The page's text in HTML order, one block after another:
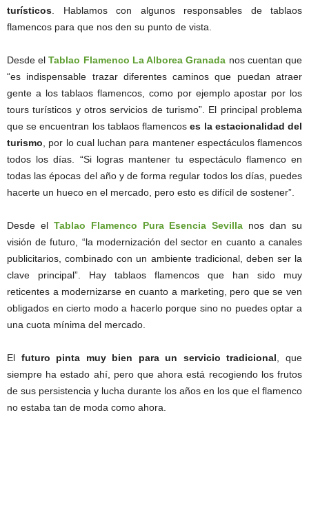
turísticos . Hablamos con algunos responsables de tablaos
flamencos para que nos den su punto de vista.
Desde elTablao Flamenco La Alborea Granada nos cuentan que
“es indispensable trazar diferentes caminos que puedan atraer
gente a los tablaos flamencos, como por ejemplo apostar por los
tours turísticos y otros servicios de turismo”. El principal problema
que se encuentran los tablaos flamencoses la estacionalidad del
turismo , por lo cual luchan para mantener espectáculos flamencos
todos los días. “Si logras mantener tu espectáculo flamenco en
todas las épocas del año y de forma regular todos los días, puedes
hacerte un hueco en el mercado, pero esto es difícil de sostener”.
Desde el Tablao Flamenco Pura Esencia Sevilla nos dan su
visión de futuro, “la modernización del sector en cuanto a canales
publicitarios, combinado con un ambiente tradicional, deben ser la
clave principal”. Hay tablaos flamencos que han sido muy
reticentes a modernizarse en cuanto a marketing, pero que se ven
obligados en cierto modo a hacerlo porque sino no puedes optar a
una cuota mínima del mercado.
El futuro pinta muy bien para un servicio tradicional , que
siempre ha estado ahí, pero que ahora está recogiendo los frutos
de sus persistencia y lucha durante los años en los que el flamenco
no estaba tan de moda como ahora.